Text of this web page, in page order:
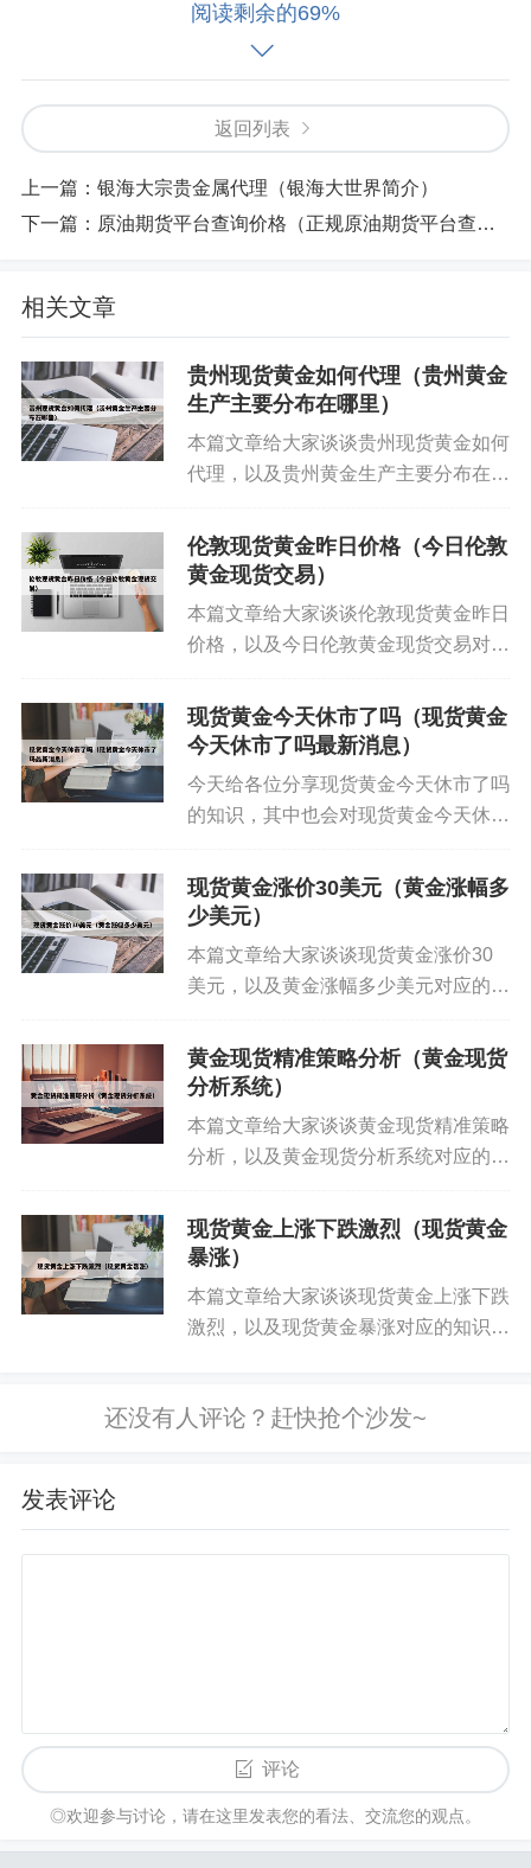
元走势通常是呈现负相关的。市场对美联储的降息
预期导致美元大跌，走势相对疲软，这为黄金提供
了一个上涨的空间。国际局势不稳定：国际局势的
不稳定，如地缘政治冲突和贸易战等，让投资者对
未来感到担忧，进而选择购买黄金来避险。
金价上涨的主要原因 美元汇率走弱：美联储之前释
比。当美元汇率走弱时，投资者倾向于用美元购买
黄金以实现保值。
黄金为何涨疯了?还能追吗?
1、黄金涨价的主要原因如下：抗通胀：当前物价上
银行的实际收益为负。黄金作为一种传统的抗通胀
资产，其保值功能得到市场认可，因此吸引了大量
投资者购买。
的实物挤兑风暴。黄金市场体系：由纽约金（COM
EX期货黄金）和伦敦金（LMBA现货黄金）组成的
主要黄金市场背后，是与银行类似的部分准备金体
系。COMEX和LBMA以实物黄金作为准备金，发行
3、黄金价格上涨时，是否还能购买，取决于多个因
素：市场趋势分析：短期波动：黄金价格受多种因
素影响，包括全球经济形势、货币政策、地缘政治
了投资的风险。长期趋势：从历史角度看，黄金通
黄金为什么大涨
涨。油价与黄金价格也存在紧密关系。油价上涨
时，投资者更倾向于购买黄金作为投资选择，从而
进一步推高黄金价格。
阅读剩余的69%
返回列表
上一篇： 银海大宗贵金属代理（银海大世界简介）
下一篇： 原油期货平台查询价格（正规原油期货平台查询）
相关文章
贵州现货黄金如何代理（贵州黄金
生产主要分布在哪里）
本篇文章给大家谈谈贵州现货黄金如何
代理，以及贵州黄金生产主要分布在哪
助，不要忘了收藏本站喔。 本文目录
一览： 1、北京哪里喜欢把钱放到家了
伦敦现货黄金昨日价格（今日伦敦
黄金现货交易）
本篇文章给大家谈谈伦敦现货黄金昨日
价格，以及今日伦敦黄金现货交易对应
忘了收藏本站喔。 本文目录一览：
1、黄金盎司金价 2、金价走势实时金
现货黄金今天休市了吗（现货黄金
今天休市了吗最新消息）
今天给各位分享现货黄金今天休市了吗
的知识，其中也会对现货黄金今天休市
决你现在面临的问题，别忘了关注本
站，现在开始吧！本文目录一览： 1、
现货黄金涨价30美元（黄金涨幅多
少美元）
本篇文章给大家谈谈现货黄金涨价30
美元，以及黄金涨幅多少美元对应的知
收藏本站喔。 本文目录一览： 1、多
头准备好!金价有望再大涨近30美元
黄金现货精准策略分析（黄金现货
分析系统）
本篇文章给大家谈谈黄金现货精准策略
分析，以及黄金现货分析系统对应的知
收藏本站喔。 本文目录一览： 1、如
何做好现货黄金(伦敦金)? 2、外汇15
现货黄金上涨下跌激烈（现货黄金
暴涨）
本篇文章给大家谈谈现货黄金上涨下跌
激烈，以及现货黄金暴涨对应的知识
黄金持续下跌说明什么 2、现货黄金暴
发表评论
评论
◎欢迎参与讨论，请在这里发表您的看法、交流您的观点。